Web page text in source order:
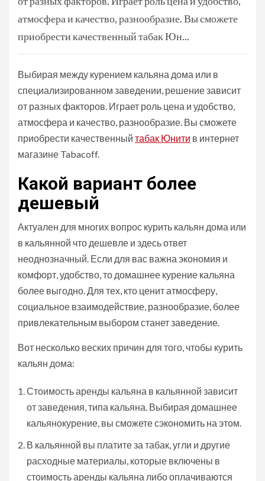
атмосфера и качество, разнообразие. Вы сможете
приобрести качественный табак Юн...
Выбирая между курением кальяна дома или в
специализированном заведении, решение зависит
от разных факторов. Играет роль цена и удобство,
атмосфера и качество, разнообразие. Вы сможете
приобрести качественный табак Юнити в интернет
магазине Tabacoff.
Какой вариант более
дешевый
Актуален для многих вопрос курить кальян дома или
в кальянной что дешевле и здесь ответ
неоднозначный. Если для вас важна экономия и
комфорт, удобство, то домашнее курение кальяна
более выгодно. Для тех, кто ценит атмосферу,
социальное взаимодействие, разнообразие, более
привлекательным выбором станет заведение.
Вот несколько веских причин для того, чтобы курить
кальян дома:
Стоимость аренды кальяна в кальянной зависит
от заведения, типа кальяна. Выбирая домашнее
кальянокурение, вы сможете сэкономить на этом.
В кальянной вы платите за табак, угли и другие
расходные материалы, которые включены в
стоимость аренды кальяна либо оплачиваются